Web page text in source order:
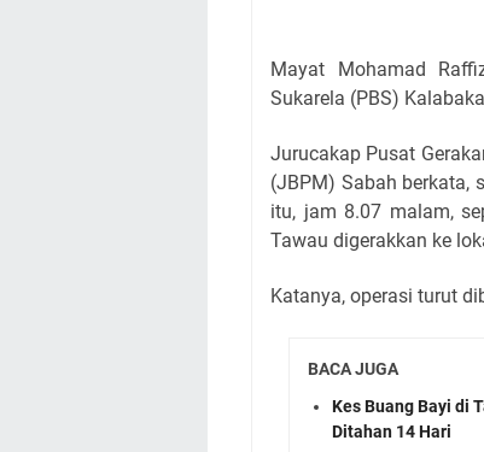
Mayat Mohamad
Sukarela (PBS)
Jurucakap Pusat
(JBPM) Sabah berkata,
itu, jam 8.07 malam,
Tawau digerakkan ke
Katanya, operasi turut
BACA JUGA
Kes Buang Bayi di
Ditahan 14 Hari